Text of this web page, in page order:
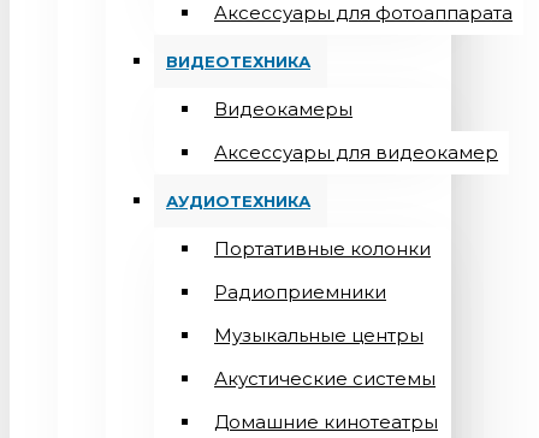
Aксессуары для фотоаппарата
ВИДЕОТЕХНИКА
Видеокамеры
Аксессуары для видеокамер
АУДИОТЕХНИКА
Портативные колонки
Радиоприемники
Музыкальные центры
Акустические системы
Домашние кинотеатры